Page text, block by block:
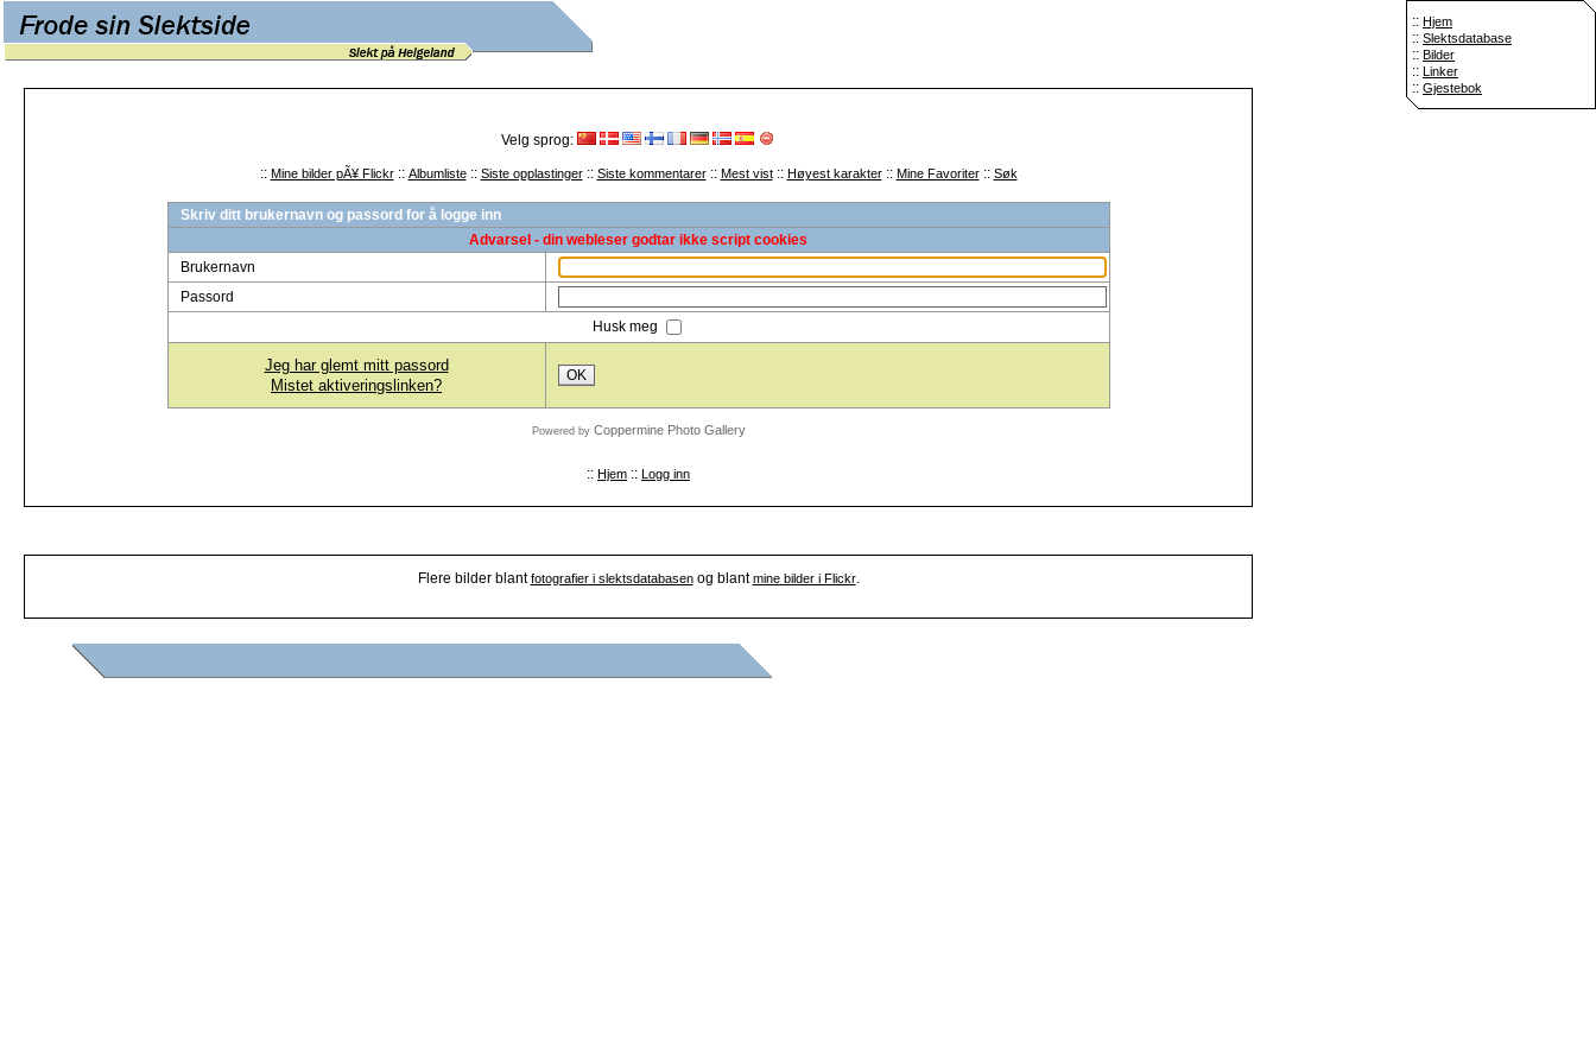
:: Hjem
:: Slektsdatabase
:: Bilder
:: Linker
:: Gjestebok
Velg sprog:
:: Mine bilder pÃ¥ Flickr:: Albumliste:: Siste opplastinger:: Siste kommentarer:: Mest vist:: Høyest karakter:: Mine Favoriter:: Søk
Skriv ditt brukernavn og passord for å logge inn
Advarsel - din webleser godtar ikke script cookies
Brukernavn
Passord
Husk meg
Jeg har glemt mitt passord
Mistet aktiveringslinken?
OK
Powered by Coppermine Photo Gallery
:: Hjem :: Logg inn
Flere bilder blantfotografier i slektsdatabasenog blantmine bilder i Flickr.